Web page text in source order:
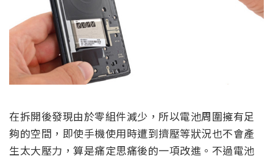
在拆開後發現由於零組件減少，所以電池周圍擁有足
夠的空間，即使手機使用時遭到擠壓等狀況也不會產
生太大壓力，算是痛定思痛後的一項改進。不過電池